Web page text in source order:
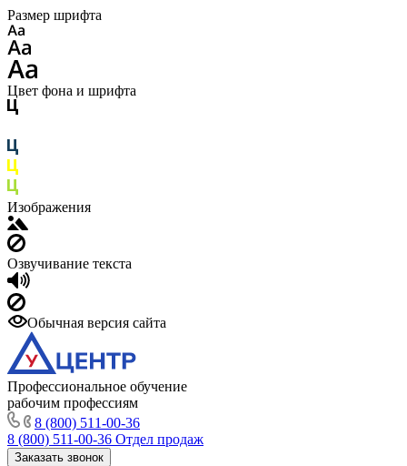
Размер шрифта
Цвет фона и шрифта
Изображения
Озвучивание текста
Обычная версия сайта
Профессиональное обучение
рабочим профессиям
8 (800) 511-00-36
8 (800) 511-00-36 Отдел продаж
Заказать звонок